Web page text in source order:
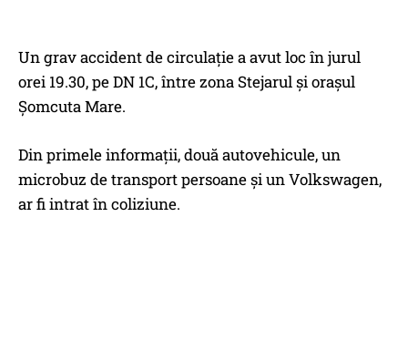
Un grav accident de circulație a avut loc în jurul
orei 19.30, pe DN 1C, între zona Stejarul și orașul
Șomcuta Mare.
Din primele informații, două autovehicule, un
microbuz de transport persoane şi un Volkswagen,
ar fi intrat în coliziune.